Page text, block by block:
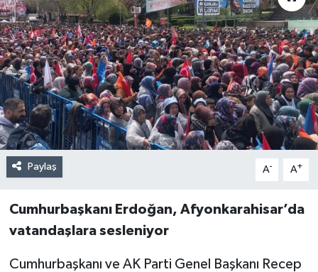
Paylaş A- A+
Cumhurbaşkanı Erdoğan, Afyonkarahisar’da
vatandaşlara sesleniyor
Cumhurbaşkanı ve AK Parti Genel Başkanı Recep